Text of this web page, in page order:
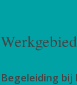
Begeleiding